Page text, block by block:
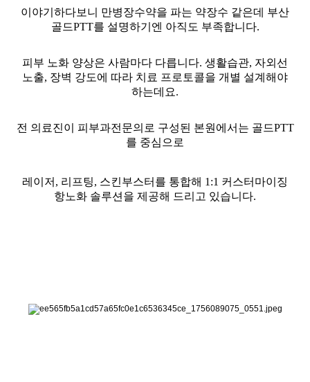
이야기하다보니 만병장수약을 파는 약장수 같은데 부산
골드PTT를 설명하기엔 아직도 부족합니다.
피부 노화 양상은 사람마다 다릅니다. 생활습관, 자외선
노출, 장벽 강도에 따라 치료 프로토콜을 개별 설계해야
하는데요.
전 의료진이 피부과전문의로 구성된 본원에서는 골드PTT
를 중심으로
레이저, 리프팅, 스킨부스터를 통합해 1:1 커스터마이징
항노화 솔루션을 제공해 드리고 있습니다.